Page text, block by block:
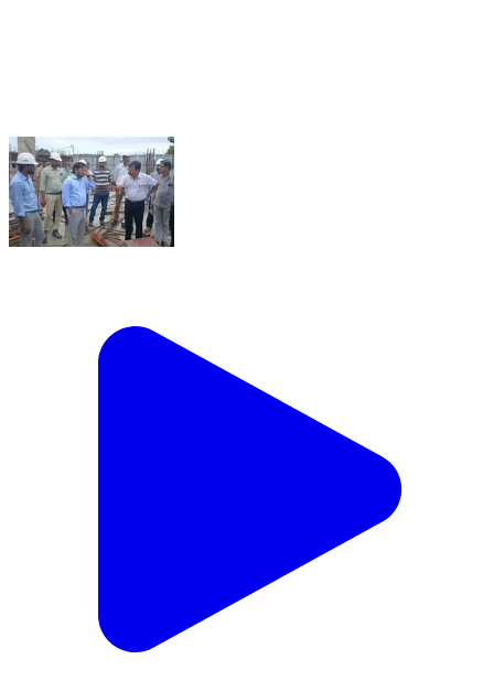
चंदौली डीएम चंद्र मोहन गर्ग ने निर्माणाधीन न्यायालय भवन का
किया निरीक्षण. कार्यदायी संस्था को दिए सख्त निर्देश